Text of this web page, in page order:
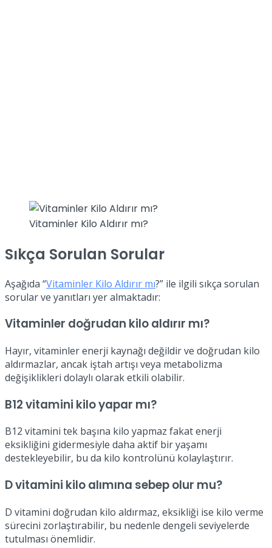
Vitaminler Kilo Aldırır mı?
Sıkça Sorulan Sorular
Aşağıda “Vitaminler Kilo Aldırır mı?” ile ilgili sıkça sorulan
sorular ve yanıtları yer almaktadır:
Vitaminler doğrudan kilo aldırır mı?
Hayır, vitaminler enerji kaynağı değildir ve doğrudan kilo
aldırmazlar, ancak iştah artışı veya metabolizma
değişiklikleri dolaylı olarak etkili olabilir.
B12 vitamini kilo yapar mı?
B12 vitamini tek başına kilo yapmaz fakat enerji
eksikliğini gidermesiyle daha aktif bir yaşamı
destekleyebilir, bu da kilo kontrolünü kolaylaştırır.
D vitamini kilo alımına sebep olur mu?
D vitamini doğrudan kilo aldırmaz, eksikliği ise kilo verme
sürecini zorlaştırabilir, bu nedenle dengeli seviyelerde
tutulması önemlidir.